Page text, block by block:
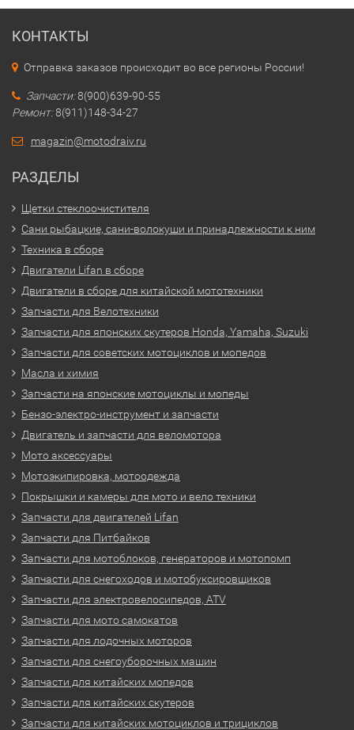
КОНТАКТЫ
Отправка заказов происходит во все регионы России!
Запчасти:8(900)639-90-55
Ремонт:8(911)148-34-27
magazin@motodraiv.ru
РАЗДЕЛЫ
Щетки стеклоочистителя
Сани рыбацкие, сани-волокуши и принадлежности к ним
Техника в сборе
Двигатели Lifan в сборе
Двигатели в сборе для китайской мототехники
Запчасти для Велотехники
Запчасти для японских скутеров Honda, Yamaha, Suzuki
Запчасти для советских мотоциклов и мопедов
Масла и химия
Запчасти на японские мотоциклы и мопеды
Бензо-электро-инструмент и запчасти
Двигатель и запчасти для веломотора
Мото аксессуары
Мотоэкипировка, мотоодежда
Покрышки и камеры для мото и вело техники
Запчасти для двигателей Lifan
Запчасти для Питбайков
Запчасти для мотоблоков, генераторов и мотопомп
Запчасти для снегоходов и мотобуксировщиков
Запчасти для электровелосипедов, ATV
Запчасти для мото самокатов
Запчасти для лодочных моторов
Запчасти для снегоуборочных машин
Запчасти для китайских мопедов
Запчасти для китайских скутеров
Запчасти для китайских мотоциклов и трициклов